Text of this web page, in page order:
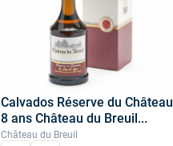
Calvados Réserve du Château
8 ans Château du Breuil...
Château du Breuil